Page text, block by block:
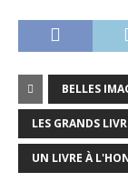
BELLES
LES GRANDS
UN LIVRE À